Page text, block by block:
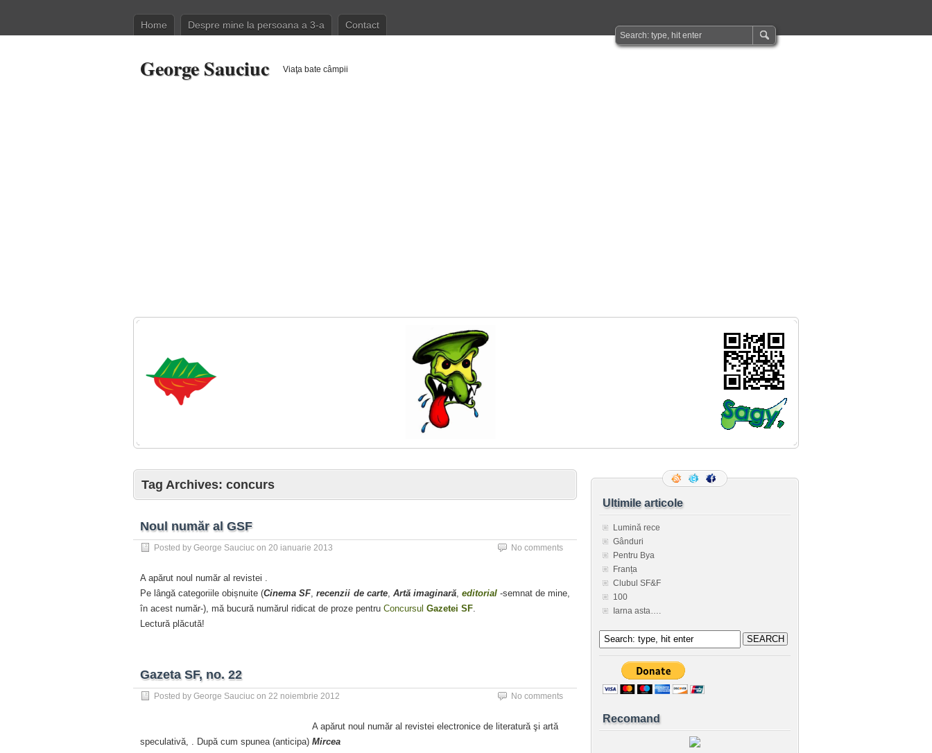
Home Despre mine la persoana a 3-a Contact
George Sauciuc Viaţa bate câmpii
Tag Archives: concurs
Noul număr al GSF
Posted by George Sauciuc on 20 ianuarie 2013 No comments
A apărut noul număr al revistei .
Pe lângă categoriile obișnuite (Cinema SF,recenzii de carte, Artă imaginară, editorial-semnat de mine,
în acest număr-), mă bucură numărul ridicat de proze pentru Concursul Gazetei SF.
Lectură plăcută!
Gazeta SF, no. 22
Posted by George Sauciuc on 22 noiembrie 2012 No comments
A apărut noul număr al revistei electronice de literatură şi artă
speculativă, . După cum spunea (anticipa) Mircea
Ultimile articole
Lumină rece
Gânduri
Pentru Bya
Franța
Clubul SF&F
100
Iarna asta….
Recomand